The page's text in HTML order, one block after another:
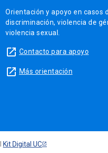
Orientación y apoyo en casos
discriminación, violencia de
violencia sexual.
launch Contacto para apoyo
launch Más orientación
Kit Digital UC